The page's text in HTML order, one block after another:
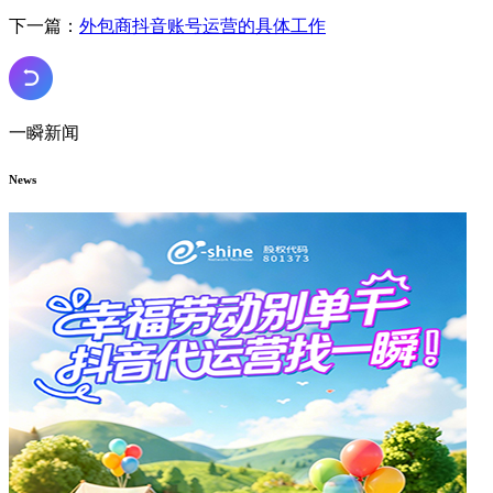
下一篇： 外包商抖音账号运营的具体工作
一瞬新闻
News